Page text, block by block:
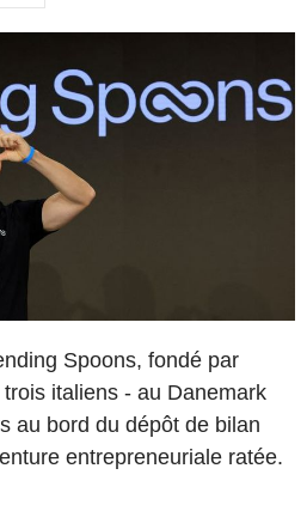
Spoons, fondé par
italiens - au Danemark
au bord du dépôt de bilan
entrepreneuriale ratée.